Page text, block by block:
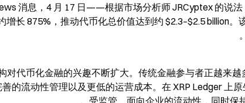
消息，4 月 17 日——根据市场分析师 JRCyptex 的说
增长 875%，推动代币化总价值达到约 $2.3–$2.5 billion
对代币化金融的兴趣不断扩大。传统金融参与者正越来
的流动性管理以及更低的运营成本。在 XRP Ledger 上
受监管、面向企业的流动性，同时保